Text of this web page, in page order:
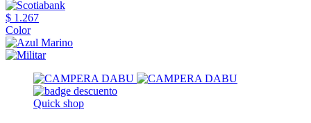
$ 1.267
Color
Quick shop